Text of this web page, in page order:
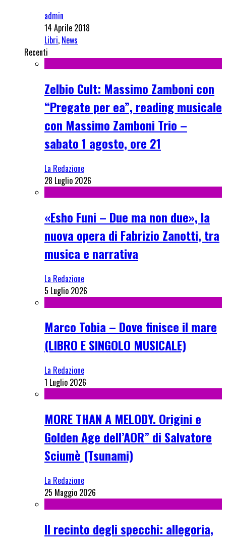
admin
14 Aprile 2018
Libri, News
Recenti
Zelbio Cult: Massimo Zamboni con
“Pregate per ea”, reading musicale
con Massimo Zamboni Trio –
sabato 1 agosto, ore 21
La Redazione
28 Luglio 2026
«Esho Funi – Due ma non due», la
nuova opera di Fabrizio Zanotti, tra
musica e narrativa
La Redazione
5 Luglio 2026
Marco Tobia – Dove finisce il mare
(LIBRO E SINGOLO MUSICALE)
La Redazione
1 Luglio 2026
MORE THAN A MELODY. Origini e
Golden Age dell’AOR” di Salvatore
Sciumè (Tsunami)
La Redazione
25 Maggio 2026
Il recinto degli specchi: allegoria,